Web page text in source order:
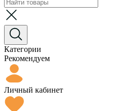
Категории
Рекомендуем
Личный кабинет